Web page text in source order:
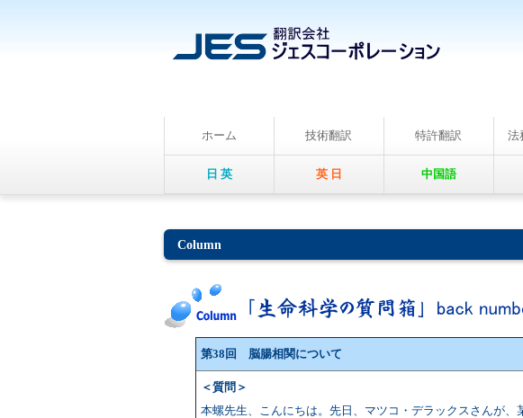
ホーム 技術翻訳 特許翻訳 法
日 英 英 日 中国語
Column
第38回 脳腸相関について
＜質問＞
本螺先生、こんにちは。先日、マツコ・デラックスさんが